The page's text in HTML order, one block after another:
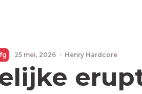
25 mei, 2026 · Henry Hardcore